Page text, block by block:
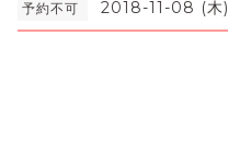
予約不可 2018-11-08 (木)